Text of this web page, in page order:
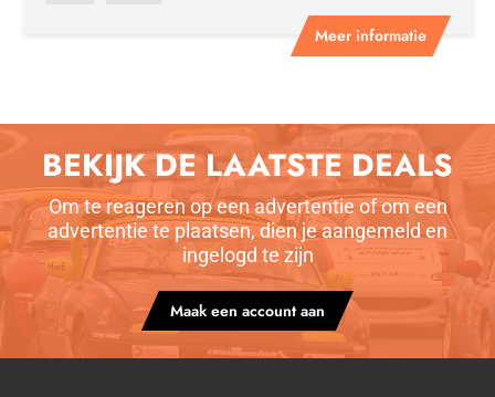
Meer informatie
BEKIJK DE LAATSTE DEALS
Om te reageren op een advertentie of om een
advertentie te plaatsen, dien je aangemeld en
ingelogd te zijn
Maak een account aan